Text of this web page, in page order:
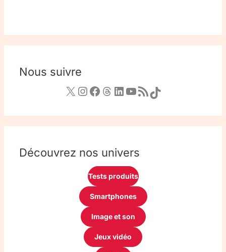
Nous suivre
Découvrez nos univers
Tests produits
Smartphones
Image et son
Jeux vidéo